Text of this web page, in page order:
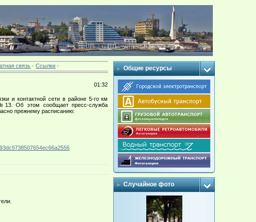
связь ·Ссылки ·
01:32
и контактной сети в районе 5-го км
Об этом сообщает пресс-служба
прежнему расписанию:
Общие ресурсы
Случайное фото